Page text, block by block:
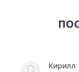
Кирилл